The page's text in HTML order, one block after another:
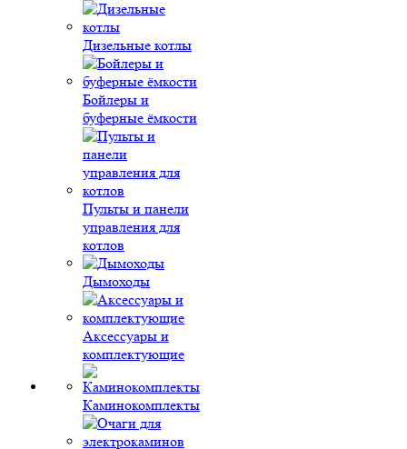
Дизельные котлы
Бойлеры и
буферные ёмкости
Пульты и панели
управления для
котлов
Дымоходы
Аксессуары и
комплектующие
Каминокомплекты